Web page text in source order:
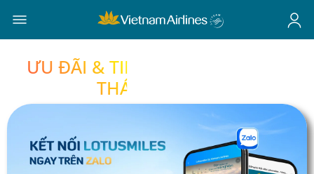
ƯU ĐÃI & TIN TỨC LOTUSMILES
THÁNG 8/2026